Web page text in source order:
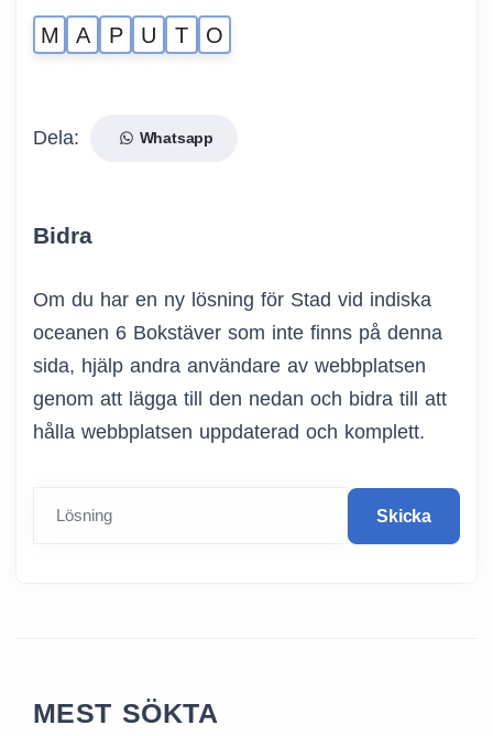
M A P U T O
Dela: Whatsapp
Bidra
Om du har en ny lösning för Stad vid indiska
oceanen 6 Bokstäver som inte finns på denna
sida, hjälp andra användare av webbplatsen
genom att lägga till den nedan och bidra till att
hålla webbplatsen uppdaterad och komplett.
Lösning Skicka
MEST SÖKTA